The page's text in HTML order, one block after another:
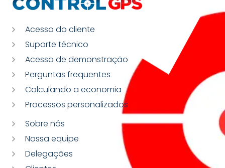
Acesso do cliente
Suporte técnico
Acesso de demonstração
Perguntas frequentes
Calculando a economia
Processos personalizados
Sobre nós
Nossa equipe
Delegações